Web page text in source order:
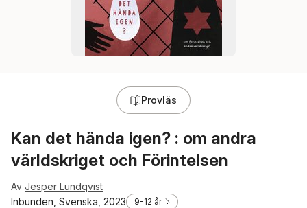
Provläs
Kan det hända igen? : om andra
världskriget och Förintelsen
Av Jesper Lundqvist
Inbunden, Svenska, 2023
9-12 år